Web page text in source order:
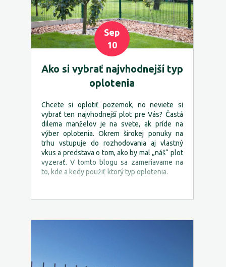
Ako si vybrať najvhodnejší typ
oplotenia
Chcete si oplotiť pozemok, no neviete si
vybrať ten najvhodnejší plot pre Vás? Častá
dilema manželov je na svete, ak príde na
výber oplotenia. Okrem širokej ponuky na
trhu vstupuje do rozhodovania aj vlastný
vkus a predstava o tom, ako by mal „náš“ plot
vyzerať. V tomto blogu sa zameriavame na
to, kde a kedy použiť ktorý typ oplotenia.
Sep
10